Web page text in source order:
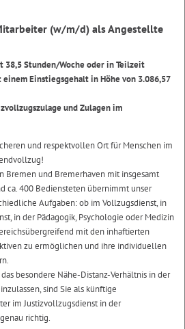
(w/m/d) als Angestellte
Stunden/Woche oder in Teilzeit
Einstiegsgehalt in Höhe von 3.086,57
und Zulagen im
und respektvollen Ort für Menschen im
Bremen und Bremerhaven mit insgesamt
ca. 400 Bediensteten übernimmt unser
Aufgaben: ob im Vollzugsdienst, in
in der Pädagogik, Psychologie oder Medizin
mit den inhaftierten
zu ermöglichen und ihre individuellen
besondere Nähe-Distanz-Verhältnis in der
sind Sie als künftige
im Justizvollzugsdienst in der
richtig.